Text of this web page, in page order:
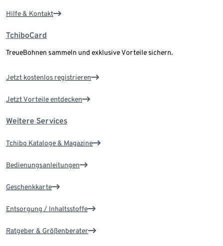
Hilfe & Kontakt
TchiboCard
TreueBohnen sammeln und exklusive Vorteile sichern.
Jetzt kostenlos registrieren
Jetzt Vorteile entdecken
Weitere Services
Tchibo Kataloge & Magazine
Bedienungsanleitungen
Geschenkkarte
Entsorgung / Inhaltsstoffe
Ratgeber & Größenberater